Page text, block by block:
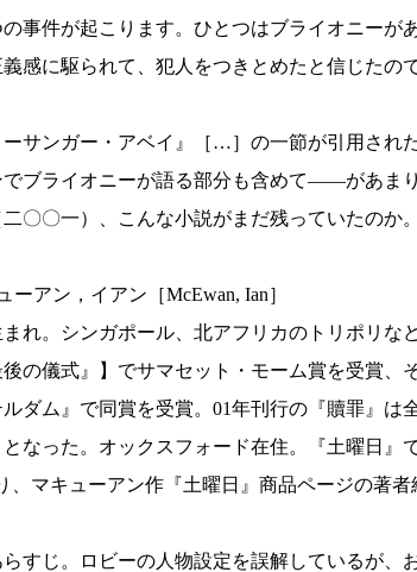
事件が起こります。ひとつはブライオニー
感に駆られて、犯人をつきとめたと信じた
ンガー・アベイ』［…］の一節が引用され
ブライオニーが語る部分も含めて——があま
〇〇一）、こんな小説がまだ残っていたのか
アン，イアン［McEwan, Ian］
れ。シンガポール、北アフリカのトリポリ
の儀式』】でサマセット・モーム賞を受賞
ダム』で同賞を受賞。01年刊行の『贖罪』
なった。オックスフォード在住。『土曜日』
、マキューアン作『土曜日』商品ページの著者
すじ。ロビーの人物設定を誤解しているが、